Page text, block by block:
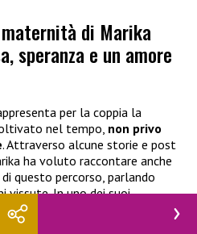
di Marika
speranza e un amore
per la coppia la
nel tempo, non privo
. Attraverso alcune storie e post
ha voluto raccontare anche
questo percorso, parlando
vissute. In uno dei suoi
intense rivolgendosi al
ma sei arrivato